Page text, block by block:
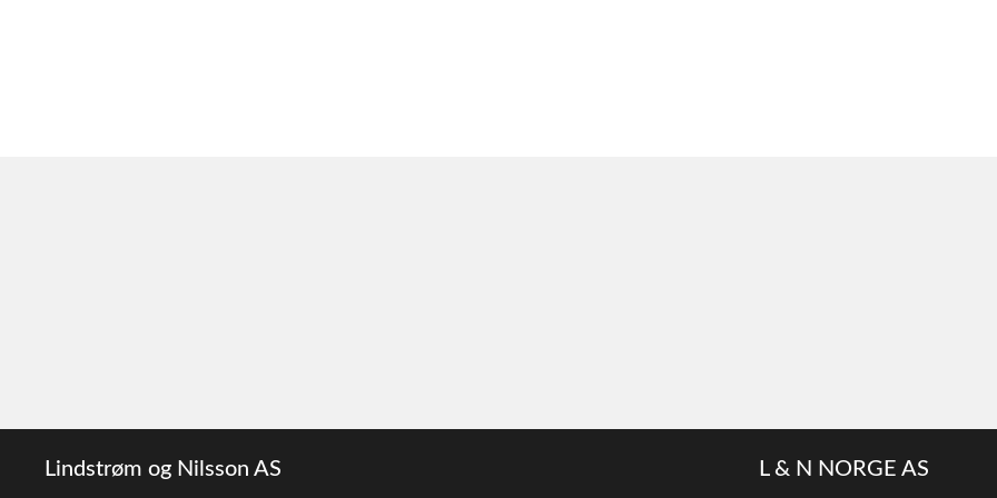
Lindstrøm og Nilsson AS L & N NORGE AS